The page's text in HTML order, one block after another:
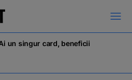
un singur card, beneficii